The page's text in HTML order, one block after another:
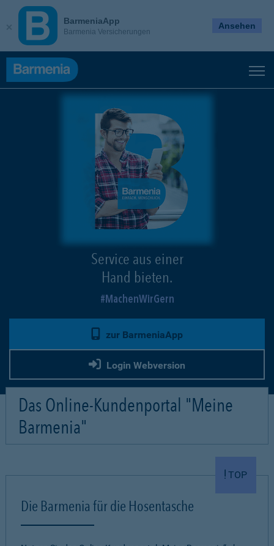
Service aus einer
Hand bieten.
MachenWirGern
zur BarmeniaApp
Login Webversion
Das Online-Kundenportal "Meine
Barmenia"
TOP
Die Barmenia für die Hosentasche
BarmeniaApp
Barmenia Versicherungen
Ansehen